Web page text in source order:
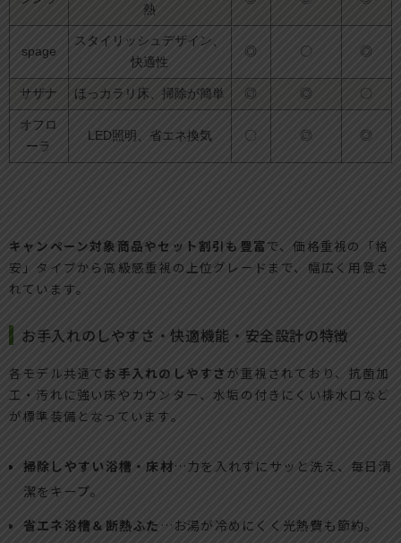
熱
spage
スタイリッシュデザイン、
快適性
◎ 〇 ◎
サザナ ほっカラリ床、掃除が簡単 ◎ ◎ 〇
オフロ
ーラ
LED照明、省エネ換気 〇 ◎ ◎
キャンペーン対象商品やセット割引も豊富で、価格重視の「格
安」タイプから高級感重視の上位グレードまで、幅広く用意さ
れています。
お手入れのしやすさ・快適機能・安全設計の特徴
各モデル共通で お手入れのしやすさ が重視されており、抗菌加
工・汚れに強い床やカウンター、水垢の付きにくい排水口など
が標準装備となっています。
掃除しやすい浴槽・床材…力を入れずにサッと洗え、毎日清
潔をキープ。
省エネ浴槽＆断熱ふた …お湯が冷めにくく光熱費も節約。